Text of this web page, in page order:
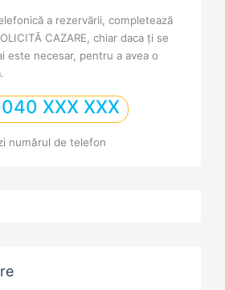
a rezervării, completează
CAZARE, chiar daca ți se
este necesar, pentru a avea o
XXX XXX
numărul de telefon